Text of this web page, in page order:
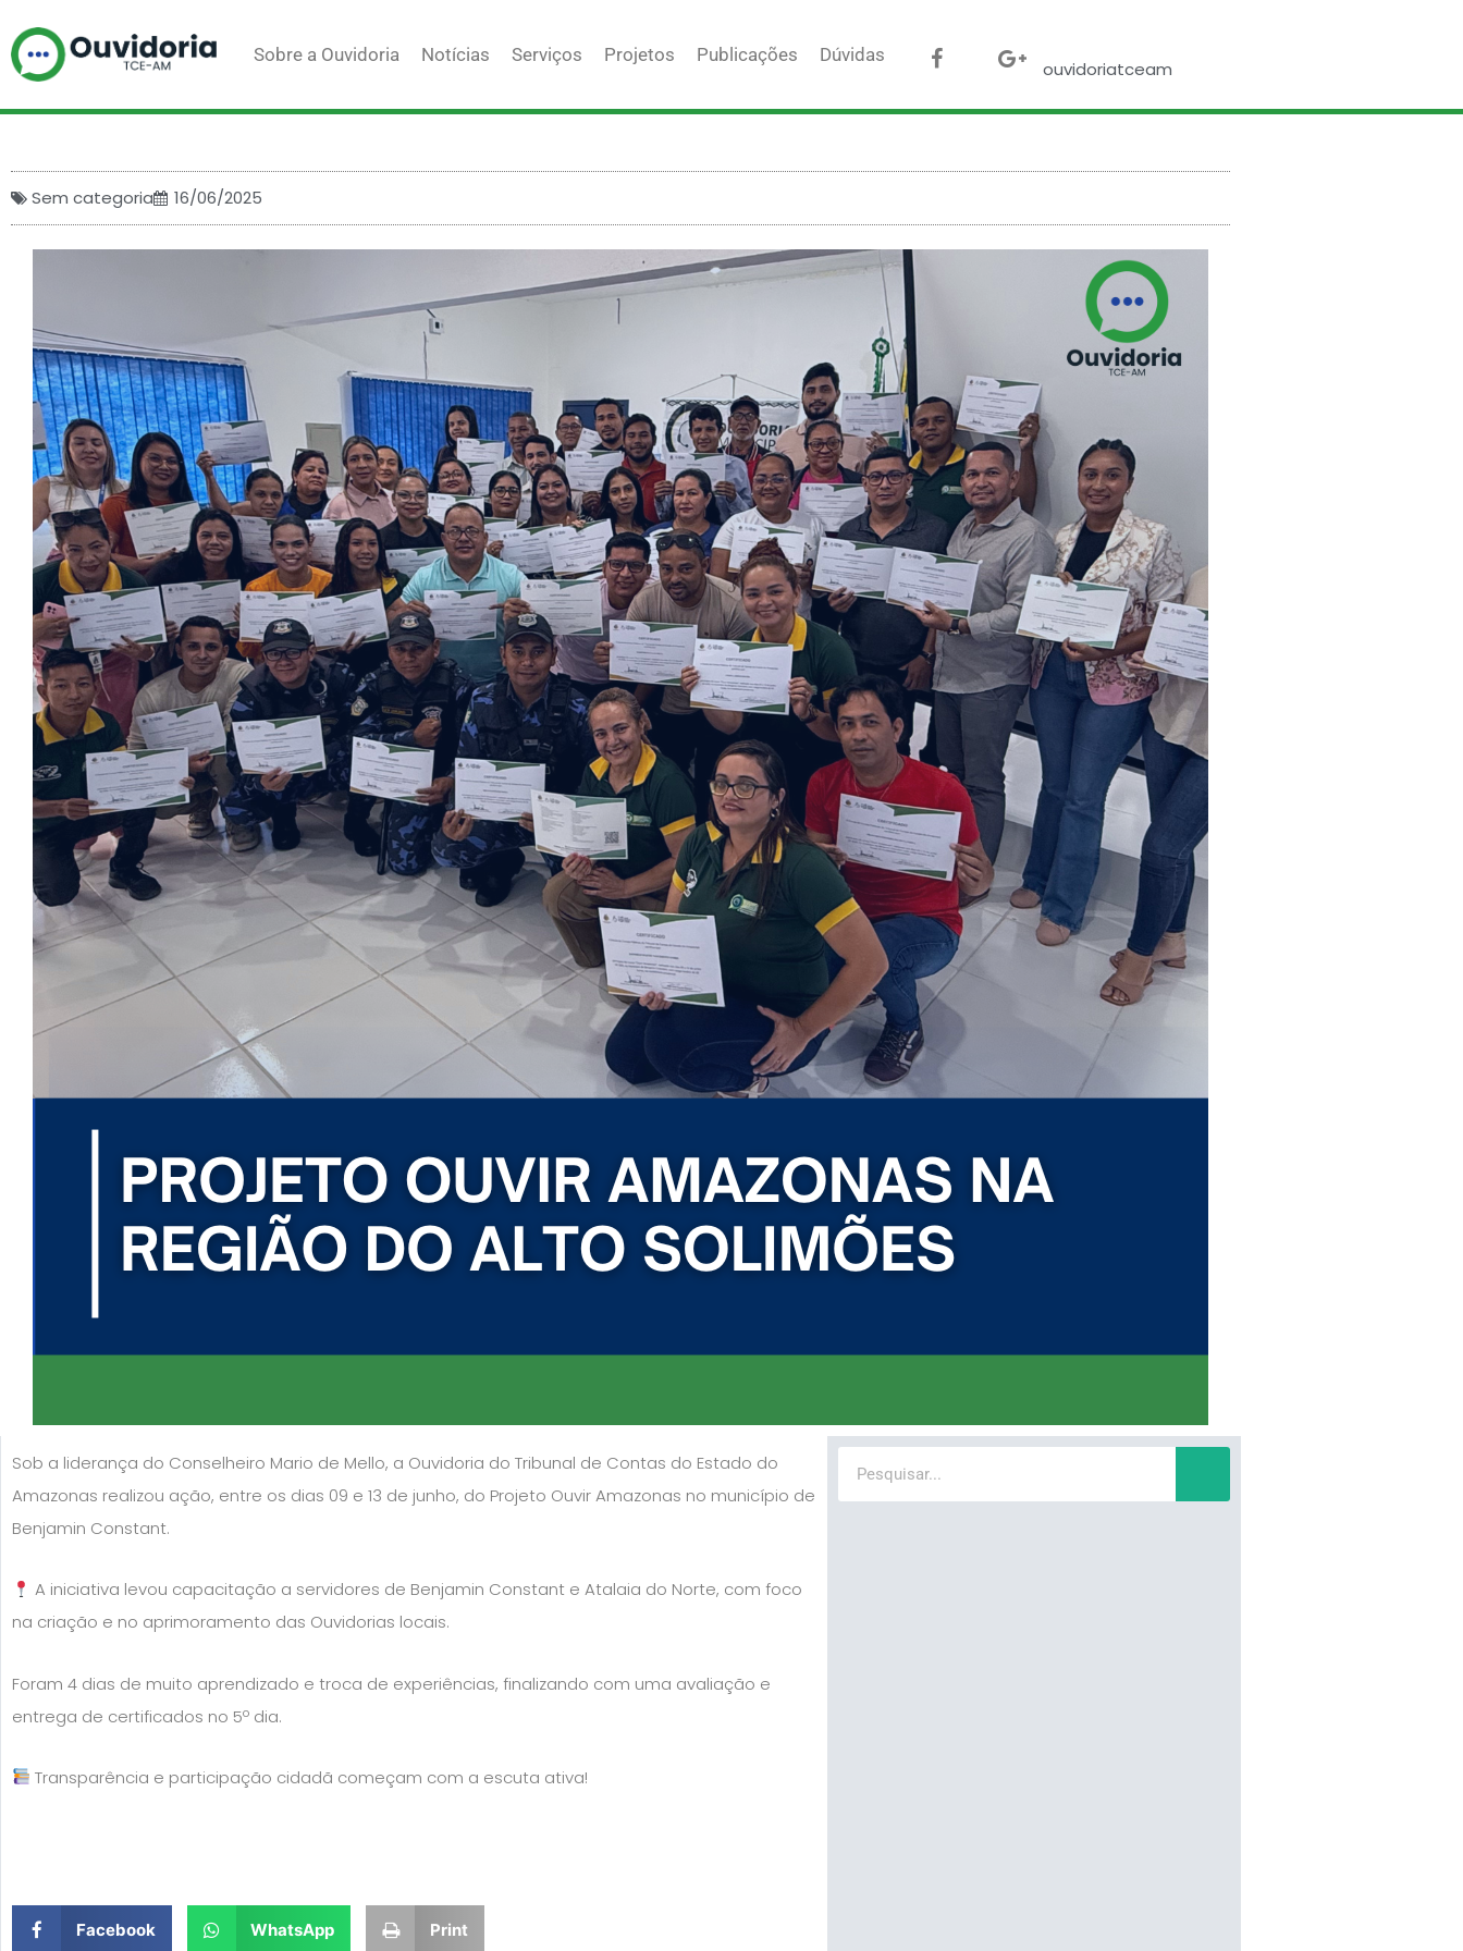
para
Sobre a Ouvidoria Notícias Serviços Projetos Publicações Dúvidas Facebook
twitter
Google-
plusouvidoriatceam
Sem categoria 16/06/2025
Sob a liderança do Conselheiro Mario de Mello, a Ouvidoria do Tribunal de Contas do Estado do
Amazonas realizou ação, entre os dias 09 e 13 de junho, do Projeto Ouvir Amazonas no município de
Benjamin Constant.
A iniciativa levou capacitação a servidores de Benjamin Constant e Atalaia do Norte, com foco
na criação e no aprimoramento das Ouvidorias locais.
Foram 4 dias de muito aprendizado e troca de experiências, finalizando com uma avaliação e
entrega de certificados no 5º dia.
Transparência e participação cidadã começam com a escuta ativa!
Facebook WhatsApp Print